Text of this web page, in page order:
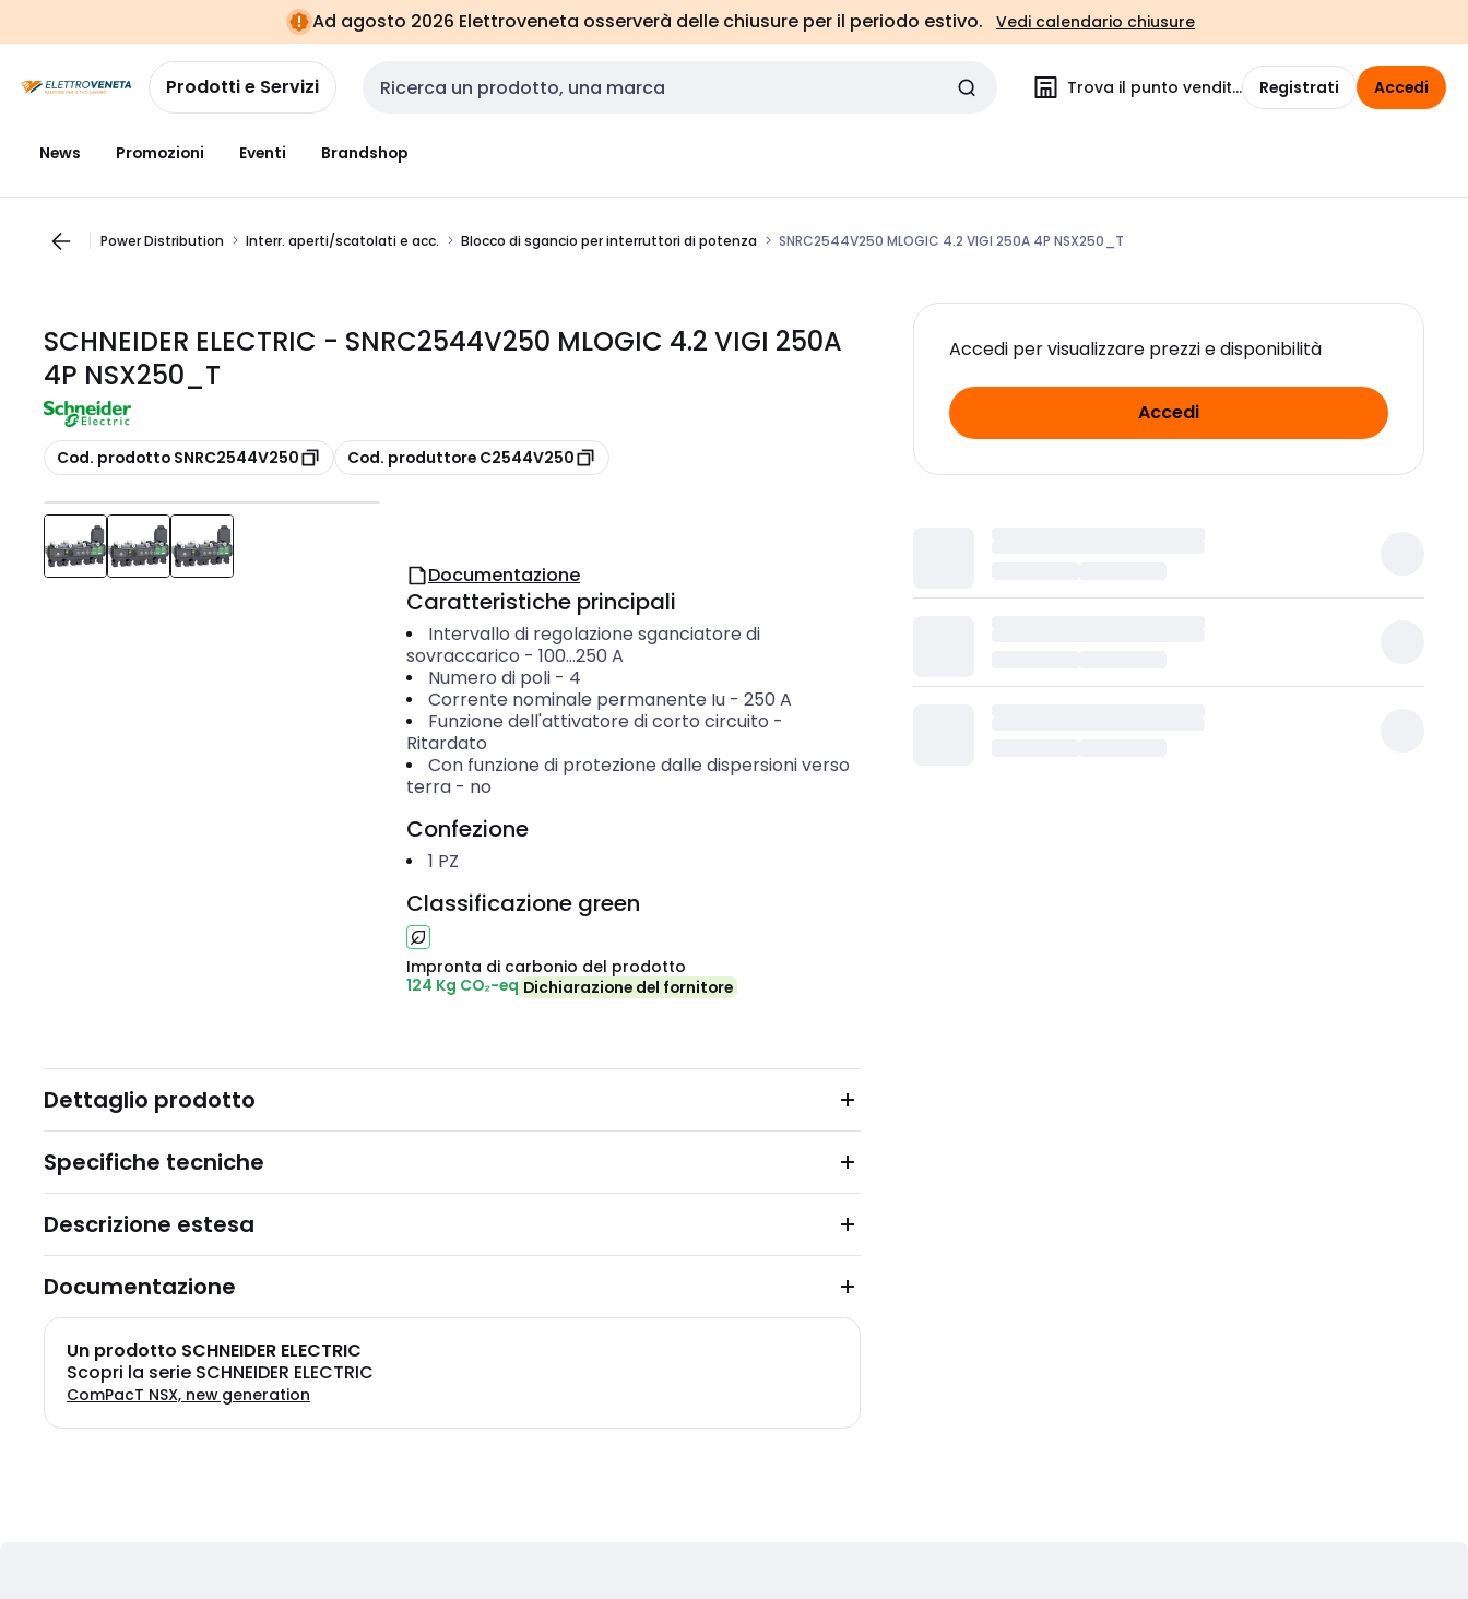
navigazionealla
pagina
Ad agosto 2026 Elettroveneta osserverà delle chiusure per il periodo estivo. Vedi calendario chiusure
Prodotti e Servizi Cerca input Trova il punto vendita Registrati Accedi
News Promozioni Eventi Brandshop
Power Distribution Interr. aperti/scatolati e acc. Blocco di sgancio per interruttori di potenza SNRC2544V250 MLOGIC 4.2 VIGI 250A 4P NSX250_T
SCHNEIDER ELECTRIC - SNRC2544V250 MLOGIC 4.2 VIGI 250A
4P NSX250_T
copia
Cod. prodotto SNRC2544V250 copia
Cod. produttore C2544V250
Accedi per visualizzare prezzi e disponibilità
Accedi
Documentazione
Caratteristiche principali
Intervallo di regolazione sganciatore di
sovraccarico - 100...250 A
Numero di poli- 4
Corrente nominale permanente Iu- 250 A
Funzione dell'attivatore di corto circuito -
Ritardato
Con funzione di protezione dalle dispersioni verso
terra - no
Confezione
1 PZ
Classificazione green
Impronta di carbonio del prodotto
124 Kg CO₂-eq Dichiarazione del fornitore
Dettaglio prodotto
Specifiche tecniche
Descrizione estesa
Documentazione
Un prodotto SCHNEIDER ELECTRIC
Scopri la serie SCHNEIDER ELECTRIC
ComPacT NSX, new generation